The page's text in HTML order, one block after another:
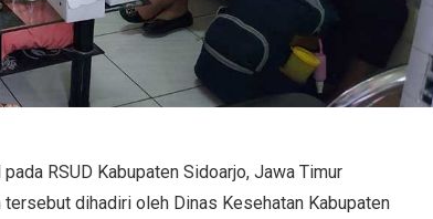
RSUD Kabupaten Sidoarjo, Jawa Timur
dihadiri oleh Dinas Kesehatan Kabupaten